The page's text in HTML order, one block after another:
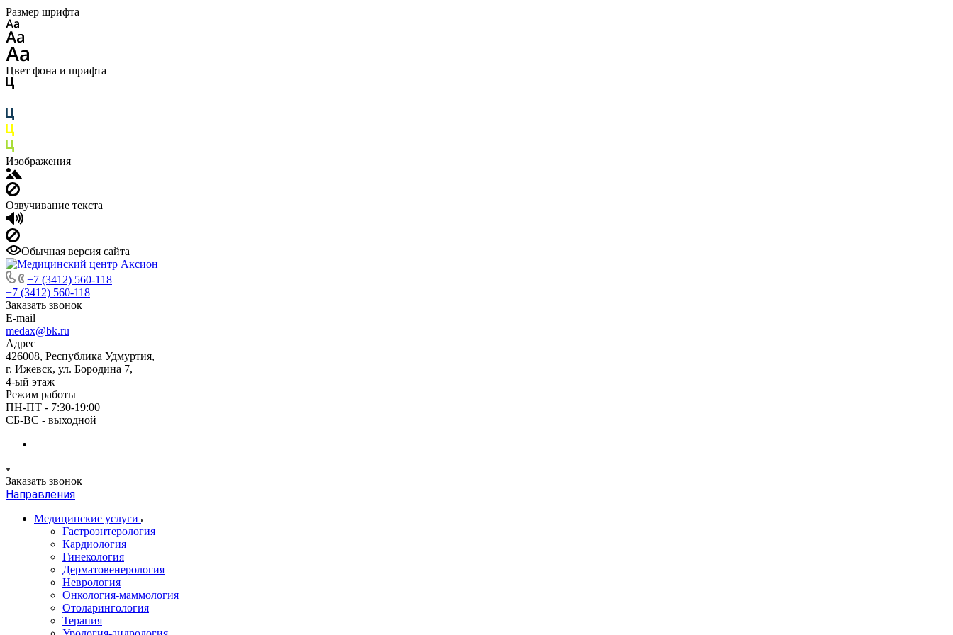
Размер шрифта
Цвет фона и шрифта
Изображения
Озвучивание текста
Обычная версия сайта
+7 (3412) 560-118
+7 (3412) 560-118
Заказать звонок
E-mail
medax@bk.ru
Адрес
426008, Республика Удмуртия,
г. Ижевск, ул. Бородина 7,
4-ый этаж
Режим работы
ПН-ПТ - 7:30-19:00
СБ-ВС - выходной
Заказать звонок
Направления
Медицинские услуги
Гастроэнтерология
Кардиология
Гинекология
Дерматовенерология
Неврология
Онкология-маммология
Отоларингология
Терапия